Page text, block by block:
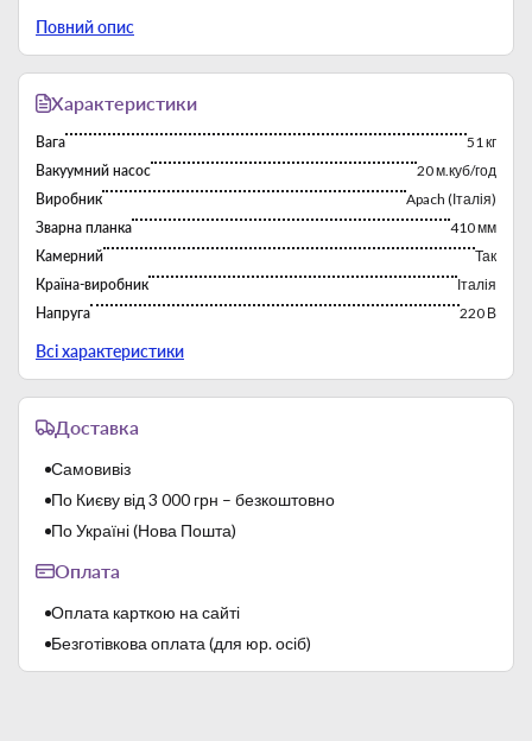
нержавіючої сталі. Пакувальник має опуклу, прозору
кришку, яка виконана з ABS-пластику, підйом та фіксація
якої здійснюється за допомогою газової пружини. Панель
управління з установкою рівня вакууму і включає 10
контакту. Модель оснащена електронною панеллю
управління, є можливість регулювання ступеня стиснення
продукту. Обладнаний зварювальною планкою на 410 мм,
вакуумним насосом з продуктивністю 20 м3/год, робочий
цикл 60 секунд. Габарити камери: 435х435х180 мм. Функція
газового наповнення дозволяє збільшити термін зберігання
продуктів без заморозки, зберігає всі харчові властивості та
колір, запобігає деформації та надає більш
презентабельного вигляду товарам у вакуумній упаковці.
Повний опис
Характеристики
Вага
51 кг
Вакуумний насос
20 м.куб/год
Виробник
Apach (Італія)
Зварна планка
410 мм
Камерний
Так
Країна-виробник
Італія
Напруга
220 В
Потужність
Розміри камери
435х435х180 мм
Тип
Всі характеристики
Доставка
Самовивіз
По Києву від 3 000 грн – безкоштовно
По Україні (Нова Пошта)
Оплата
Оплата карткою на сайті
Безготівкова оплата (для юр. осіб)